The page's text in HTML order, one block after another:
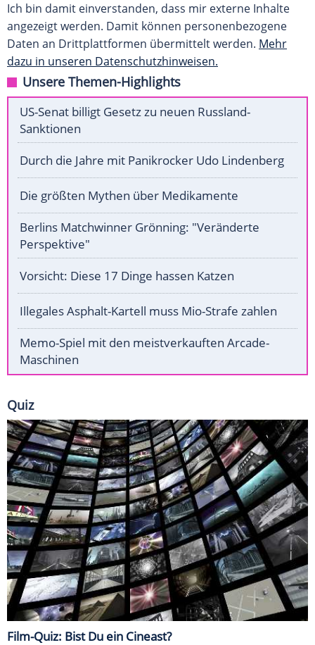
Ich bin damit einverstanden, dass mir externe Inhalte
angezeigt werden. Damit können personenbezogene
Daten an Drittplattformen übermittelt werden. Mehr
dazu in unseren Datenschutzhinweisen.
Unsere Themen-Highlights
US-Senat billigt Gesetz zu neuen Russland-
Sanktionen
Durch die Jahre mit Panikrocker Udo Lindenberg
Die größten Mythen über Medikamente
Berlins Matchwinner Grönning: "Veränderte
Perspektive"
Vorsicht: Diese 17 Dinge hassen Katzen
Illegales Asphalt-Kartell muss Mio-Strafe zahlen
Memo-Spiel mit den meistverkauften Arcade-
Maschinen
Quiz
Film-Quiz: Bist Du ein Cineast?